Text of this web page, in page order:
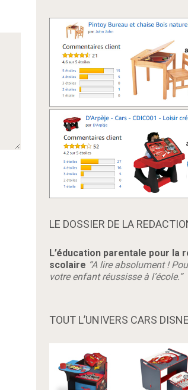
LE DOSSIER DE LA
L’éducation parentale pour la
scolaire “A lire absolument !
votre enfant réussisse à l’école.”
TOUT L’UNIVERS CARS